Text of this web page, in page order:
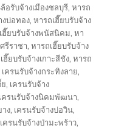
อรับจ้างเมืองชลบุรี,หารถ
งบ่อทอง,หารถเฮี๊ยบรับจ้าง
ฮี๊ยบรับจ้างพนัสนิคม,หา
รีราชา,หารถเฮี๊ยบรับจ้าง
ฮี๊ยบรับจ้างเกาะสีชัง,หารถ
เครนรับจ้างกระทิงลาย,
, เครนรับจ้าง
เครนรับจ้างนิคมพัฒนา,
าง, เครนรับจ้างบ่อวิน,
เครนรับจ้างป่ามะพร้าว,